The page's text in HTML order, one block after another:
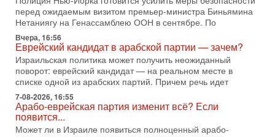
готовность к диалогу. По словам американского
2-08-2026, 08:42
Трамп отменил удар по Ирану - НОВОСТИ
02/08/2026
Президент США Дональд Трамп сегодня заявил об отмене
подготовленного удара по Ирану после обращений
Тегерана и других стран региона. По его словам,
«Русский голос» Израиля: кто заберет его на этот
раз?
Голоса русскоязычных репатриантов не раз кардинально
перед ожидаемым визитом премьер-министра Биньямина
Нетаниягу на Генассамблею ООН в сентябре. По
Вчера, 16:56
Еврейский кандидат в арабской партии — зачем?
Израильская политика может получить неожиданный
поворот: еврейский кандидат — на реальном месте в
списке одной из арабских партий. Причем речь идет
7-08-2026, 16:55
Арабо-еврейская партия изменит всё? Если
появится...
Может ли в Израиле появиться полноценный арабо-